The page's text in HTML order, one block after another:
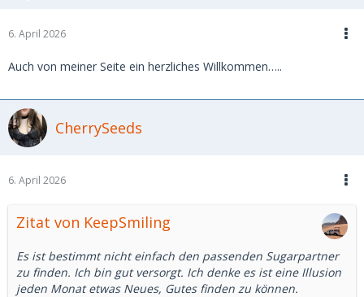
6. April 2026
Auch von meiner Seite ein herzliches Willkommen…..
CherrySeeds
6. April 2026
Zitat von KeepSmiling
Es ist bestimmt nicht einfach den passenden Sugarpartner
zu finden. Ich bin gut versorgt. Ich denke es ist eine Illusion
jeden Monat etwas Neues, Gutes finden zu können.